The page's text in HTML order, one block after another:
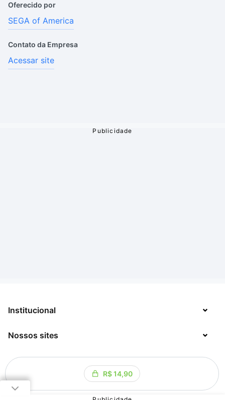
R$ 14,90
Oferecido por
SEGA of America
Contato da Empresa
Acessar site
Institucional
Sobre
Contato
Jobs
Nossos sites
TecMundo
Mega Curioso